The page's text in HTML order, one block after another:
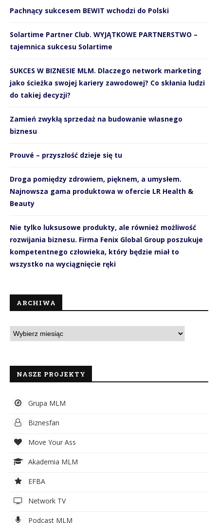
Pachnący sukcesem BEWIT wchodzi do Polski
Solartime Partner Club. WYJĄTKOWE PARTNERSTWO –
tajemnica sukcesu Solartime
SUKCES W BIZNESIE MLM. Dlaczego network marketing
jako ścieżka swojej kariery zawodowej? Co skłania ludzi
do takiej decyzji?
Zamień zwykłą sprzedaż na budowanie własnego
biznesu
Prouvé – przyszłość dzieje się tu
Droga pomiędzy zdrowiem, pięknem, a umysłem.
Najnowsza gama produktowa w ofercie LR Health &
Beauty
Nie tylko luksusowe produkty, ale również możliwość
rozwijania biznesu. Firma Fenix Global Group poszukuje
kompetentnego człowieka, który będzie miał to
wszystko na wyciągnięcie ręki
ARCHIWA
NASZE PROJEKTY
Grupa MLM
Biznesfan
Move Your Ass
Akademia MLM
EFBA
Network TV
Podcast MLM